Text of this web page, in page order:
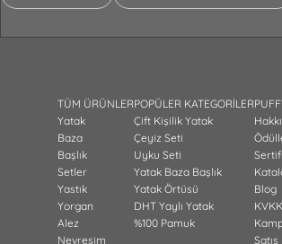
TÜM ÜRÜNLER
Yatak
Baza
Başlık
Setler
Yastık
Yorgan
Alez
Nevresim
POPÜLER KATEGORİLER
Çift Kişilik Yatak
Çeyiz Seti
Uyku Seti
Yatak Baza Başlık
Yatak Örtüsü
DHT Yaylı Yatak
%100 Pamuk
Blog
KVKK